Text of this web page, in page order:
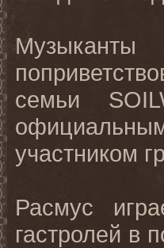
семьи
участником
Расмус
гастролей в